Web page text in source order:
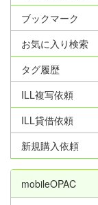
ブックマーク
お気に入り検索
タグ履歴
ILL複写依頼
ILL貸借依頼
新規購入依頼
mobileOPAC